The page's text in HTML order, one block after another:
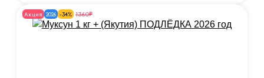
Акция 2026 -34% 1360₽